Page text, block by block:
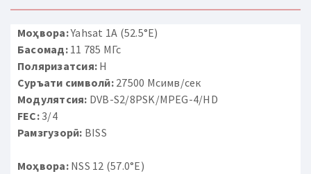
Моҳвора:Yahsat 1A (52.5°E)
Басомад:11 785 МГс
Поляризатсия: H
Суръати символӣ:27500 Мсимв/сек
Модулятсия: DVB-S2/8PSK/MPEG-4/HD
FEC:3/4
Рамзгузорӣ: BISS
Моҳвора:NSS 12 (57.0°E)